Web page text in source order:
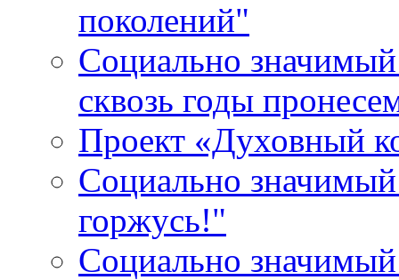
поколений"
Социально
сквозь годы
Проект «Духовный
Социально
горжусь!"
Социально